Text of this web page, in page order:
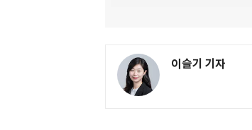
이슬기 기자